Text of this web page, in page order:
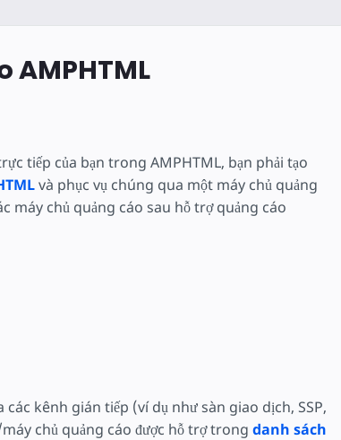
AMPHTML
tiếp của bạn trong AMPHTML, bạn phải tạo
và phục vụ chúng qua một máy chủ quảng
máy chủ quảng cáo sau hỗ trợ quảng cáo
kênh gián tiếp (ví dụ như sàn giao dịch, SSP,
chủ quảng cáo được hỗ trợ trong danh sách